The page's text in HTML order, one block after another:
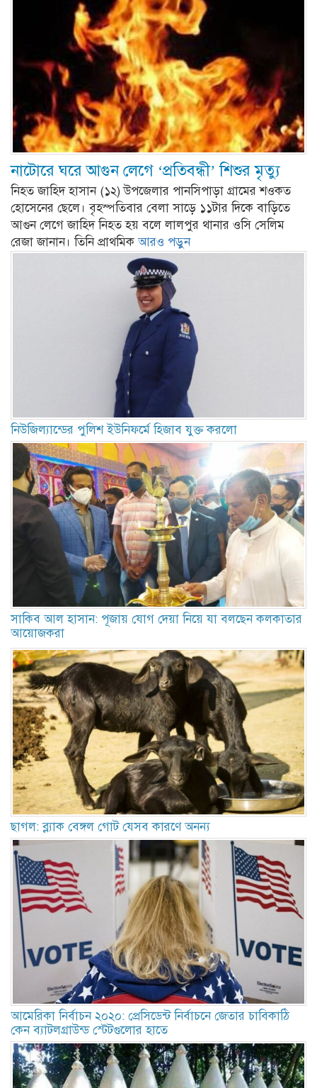
নাটোরে ঘরে আগুন লেগে ‘প্রতিবন্ধী’ শিশুর মৃত্যু
নিহত জাহিদ হাসান (১২) উপজেলার পানসিপাড়া গ্রামের শওকত
হোসেনের ছেলে। বৃহস্পতিবার বেলা সাড়ে ১১টার দিকে বাড়িতে
আগুন লেগে জাহিদ নিহত হয় বলে লালপুর থানার ওসি সেলিম
রেজা জানান। তিনি প্রাথমিকআরও পড়ুন
নিউজিল্যান্ডের পুলিশ ইউনিফর্মে হিজাব যুক্ত করলো
সাকিব আল হাসান: পূজায় যোগ দেয়া নিয়ে যা বলছেন কলকাতার
আয়োজকরা
ছাগল: ব্ল্যাক বেঙ্গল গোট যেসব কারণে অনন্য
আমেরিকা নির্বাচন ২০২০: প্রেসিডেন্ট নির্বাচনে জেতার চাবিকাঠি
কেন ব্যাটলগ্রাউন্ড স্টেটগুলোর হাতে